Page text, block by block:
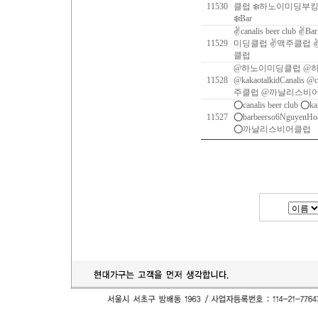
11530
클럽 ❄️하노이미딩부
❄️Bar
11529
✌canalis beer club
미딩클럽 ✌맥주클럽
클럽
11528
@하노이미딩클럽 @
@kakaotalkidCanalis
주클럽 @까날리스비
11527
⭕️canalis beer club
⭕️까날리스비어클럽